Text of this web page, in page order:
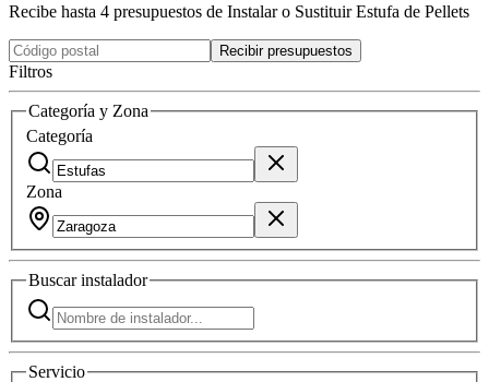
Recibe hasta 4 presupuestos de Instalar o Sustituir Estufa de Pellets
Recibir presupuestos
Filtros
Categoría y Zona
Categoría
Zona
Buscarinstalador
Servicio